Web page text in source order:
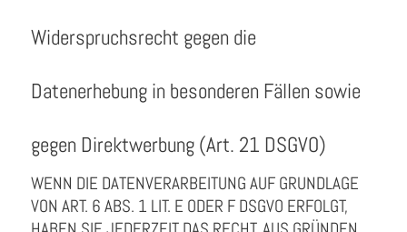
Widerspruchsrecht gegen die
Datenerhebung in besonderen Fällen sowie
gegen Direktwerbung (Art. 21 DSGVO)
WENN DIE DATENVERARBEITUNG AUF GRUNDLAGE
VON ART. 6 ABS. 1 LIT. E ODER F DSGVO ERFOLGT,